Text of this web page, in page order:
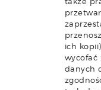
ich
wycofać
danych